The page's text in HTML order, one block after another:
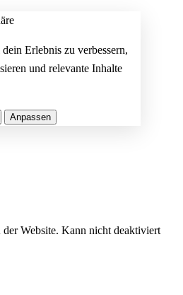
Erlebnis zu verbessern,
und relevante Inhalte
Anpassen
Website. Kann nicht deaktiviert